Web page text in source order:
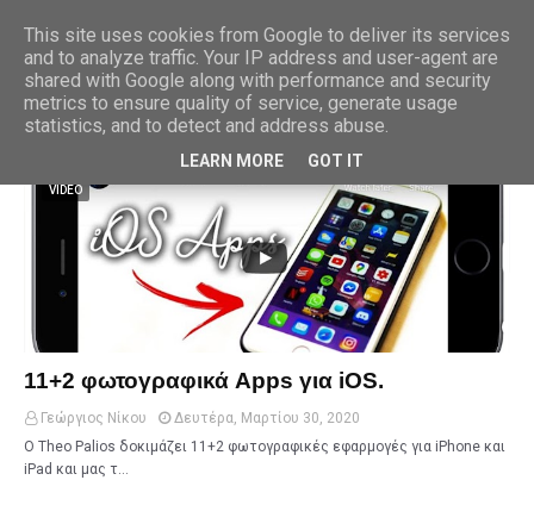
Εμφάνιση αναρτήσεων με την ετικέτα HELLAS Προβολή όλων
VIDEO
11+2 φωτογραφικά Apps για iOS.
Γεώργιος Νίκου
Δευτέρα, Μαρτίου 30, 2020
Ο Theo Palios δοκιμάζει 11+2 φωτογραφικές εφαρμογές για iPhone και
iPad και μας τ…
This site uses cookies from Google to deliver its services
and to analyze traffic. Your IP address and user-agent are
shared with Google along with performance and security
metrics to ensure quality of service, generate usage
statistics, and to detect and address abuse.
LEARN MORE GOT IT